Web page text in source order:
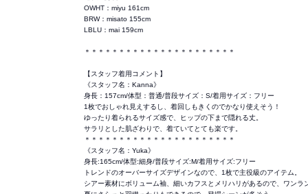
OWHT：miyu 161cm
BRW：misato 155cm
LBLU：mai 159cm
＊＊＊＊＊＊＊＊＊＊＊＊＊＊＊＊＊＊＊＊＊＊
【スタッフ着用コメント】
《スタッフ名：Kanna》
身長：157cm/体型：普通/普段サイズ：S/着用サイズ：フリー
1枚でおしゃれ見えするし、着回しもきくのでかなり使えそう！
ゆったり着られるサイズ感で、ヒップの下まで隠れる丈。
サラリとした肌ざわりで、着ていてとても楽です。
＊＊＊＊＊＊＊＊＊＊＊＊＊＊＊＊＊＊＊＊＊＊
《スタッフ名：Yuka》
身長:165cm/体型:細身/普段サイズ:M/着用サイズ:フリー
トレンドのオーバーサイズデザインなので、1枚で主役級のアイテム。
シアー素材にボリューム袖、細いカフスとメリハリがあるので、ワンラ